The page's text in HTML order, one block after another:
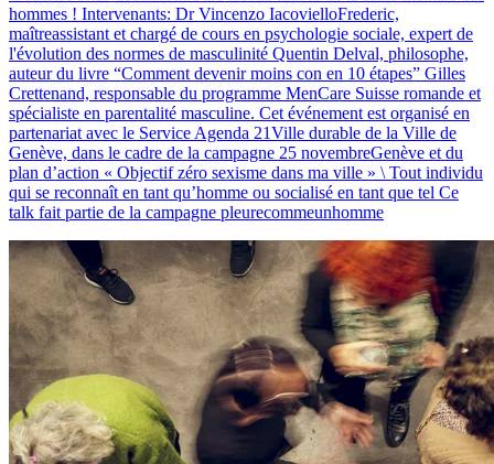
hommes ! Intervenants: Dr Vincenzo IacovielloFrederic,
maîtreassistant et chargé de cours en psychologie sociale, expert de
l'évolution des normes de masculinité Quentin Delval, philosophe,
auteur du livre “Comment devenir moins con en 10 étapes” Gilles
Crettenand, responsable du programme MenCare Suisse romande et
spécialiste en parentalité masculine. Cet événement est organisé en
partenariat avec le Service Agenda 21Ville durable de la Ville de
Genève, dans le cadre de la campagne 25 novembreGenève et du
plan d’action « Objectif zéro sexisme dans ma ville » \ Tout individu
qui se reconnaît en tant qu’homme ou socialisé en tant que tel Ce
talk fait partie de la campagne pleurecommeunhomme